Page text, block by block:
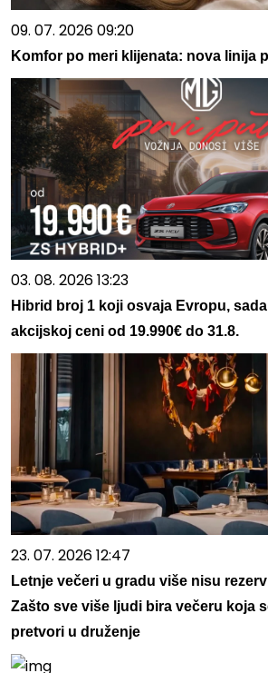
09. 07. 2026 09:20
Komfor po meri klijenata: nova linija
03. 08. 2026 13:23
Hibrid broj 1 koji osvaja Evropu,
akcijskoj ceni od 19.990€ do 31.8.
23. 07. 2026 12:47
Letnje večeri u gradu više nisu
Zašto sve više ljudi bira večeru koja
pretvori u druženje